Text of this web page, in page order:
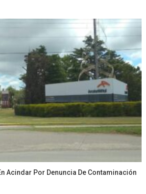
Acindar Por Denuncia De Contaminación